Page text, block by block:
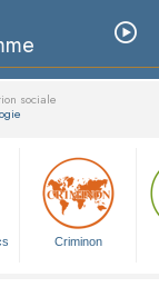
sociale
Criminon